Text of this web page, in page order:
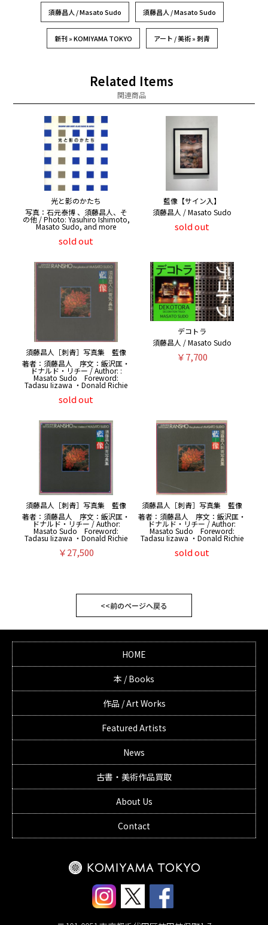
須藤昌人 / Masato Sudo 須藤昌人 / Masato Sudo
新刊 » KOMIYAMA TOKYO アート / 美術 » 刺青
Related Items
関連商品
光と影のかたち
写真：石元泰博 、須藤昌人、そ
の他 / Photo: Yasuhiro Ishimoto,
Masato Sudo, and more
sold out
藍像【サイン入】
須藤昌人 / Masato Sudo
sold out
須藤昌人［刺青］写真集 藍像
著者：須藤昌人 序文：飯沢匡・
ドナルド・リチー / Author: :
Masato Sudo Foreword:
Tadasu Iizawa ・Donald Richie
sold out
デコトラ
須藤昌人 / Masato Sudo
￥7,700
須藤昌人［刺青］写真集 藍像
著者：須藤昌人 序文：飯沢匡・
ドナルド・リチー / Author:
Masato Sudo Foreword:
Tadasu Iizawa ・Donald Richie
￥27,500
須藤昌人［刺青］写真集 藍像
著者：須藤昌人 序文：飯沢匡・
ドナルド・リチー / Author:
Masato Sudo Foreword:
Tadasu Iizawa ・Donald Richie
sold out
<<前のページへ戻る
HOME
本 / Books
作品 / Art Works
Featured Artists
News
古書・美術作品買取
About Us
Contact